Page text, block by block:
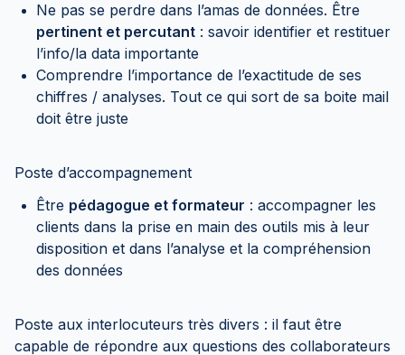
Ne pas se perdre dans l’amas de données. Être
pertinent et percutant : savoir identifier et restituer
l’info/la data importante
Comprendre l’importance de l’exactitude de ses
chiffres / analyses. Tout ce qui sort de sa boite mail
doit être juste
Poste d’accompagnement
Être pédagogue et formateur : accompagner les
clients dans la prise en main des outils mis à leur
disposition et dans l’analyse et la compréhension
des données
Poste aux interlocuteurs très divers : il faut être
capable de répondre aux questions des collaborateurs